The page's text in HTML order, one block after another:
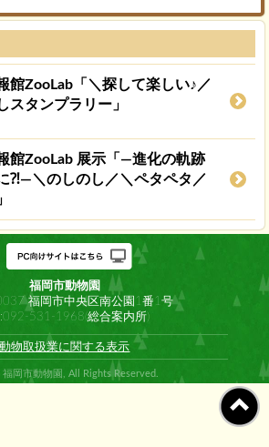
館ZooLab「＼探して楽しい♪／
スタンプラリー」
館ZooLab 展示「―進化の軌跡
⁈―＼のしのし／＼ペタペタ／
福岡市動物園
福岡市中央区南公園1番1号
531-1968(総合案内所)
動物取扱業に関する表示
福岡市動物園, All Rights Reserved.